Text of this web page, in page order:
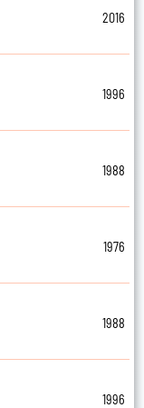
2016
1996
1988
1976
1988
1996